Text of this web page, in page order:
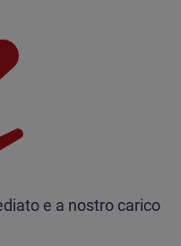
e a nostro carico